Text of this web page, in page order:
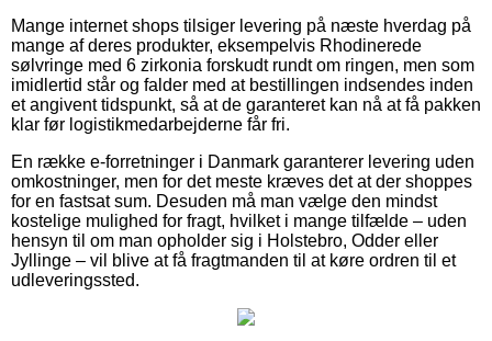
Mange internet shops tilsiger levering på næste hverdag på
mange af deres produkter, eksempelvis Rhodinerede
sølvringe med 6 zirkonia forskudt rundt om ringen, men som
imidlertid står og falder med at bestillingen indsendes inden
et angivent tidspunkt, så at de garanteret kan nå at få pakken
klar før logistikmedarbejderne får fri.
En række e-forretninger i Danmark garanterer levering uden
omkostninger, men for det meste kræves det at der shoppes
for en fastsat sum. Desuden må man vælge den mindst
kostelige mulighed for fragt, hvilket i mange tilfælde – uden
hensyn til om man opholder sig i Holstebro, Odder eller
Jyllinge – vil blive at få fragtmanden til at køre ordren til et
udleveringssted.